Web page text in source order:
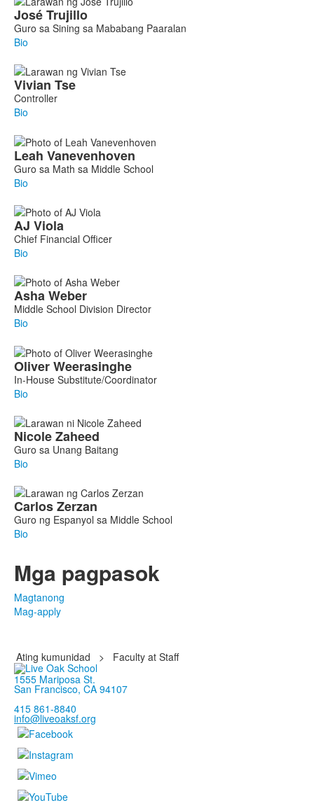
JoséTrujillo
Guro sa Sining sa Mababang Paaralan
Bio
Vivian Tse
Controller
Bio
Leah Vanevenhoven
Guro sa Math sa Middle School
Bio
AJ Viola
Chief Financial Officer
Bio
AshaWeber
Middle School Division Director
Bio
OliverWeerasinghe
In-House Substitute/Coordinator
Bio
NicoleZaheed
Guro sa Unang Baitang
Bio
CarlosZerzan
Guro ng Espanyol sa Middle School
Bio
Mga pagpasok
Magtanong
Mag-apply
Ating kumunidad >
Faculty at Staff
1555 Mariposa St.
San Francisco, CA 94107
415 861-8840
info@liveoaksf.org